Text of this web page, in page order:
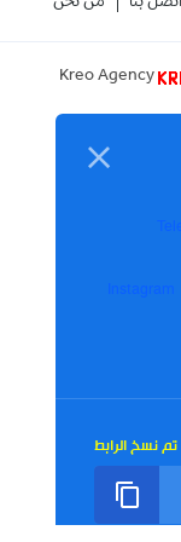
Kreo Agency
Instagram
تم نسخ الرابط